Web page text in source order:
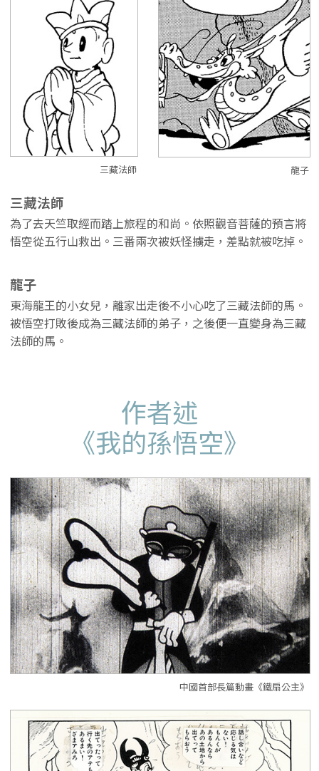
三藏法師 龍子
三藏法師
為了去天竺取經而踏上旅程的和尚。依照觀音菩薩的預言將
悟空從五行山救出。三番兩次被妖怪擄走，差點就被吃掉。
龍子
東海龍王的小女兒，離家出走後不小心吃了三藏法師的馬。
被悟空打敗後成為三藏法師的弟子，之後便一直變身為三藏
法師的馬。
作者述
《我的孫悟空》
中國首部長篇動畫《鐵扇公主》